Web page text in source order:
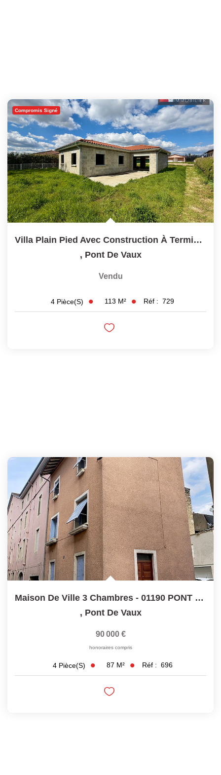
Compromis Signé
Villa Plain Pied Avec Construction À Terminer, 113 M²...
, Pont De Vaux
Vendu
4 Pièce(s) 113 M² Réf : 729
Maison De Ville 3 Chambres - 01190 PONT DE VAUX
, Pont De Vaux
90 000 €
honoraires compris
4 Pièce(s) 87 M² Réf : 696